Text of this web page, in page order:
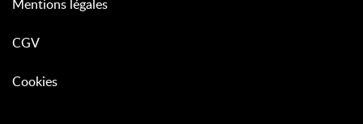
Mentions légales
CGV
Cookies